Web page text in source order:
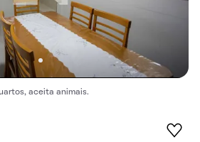
aceita animais.